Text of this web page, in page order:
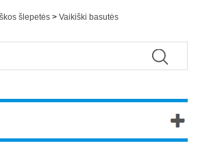
šlepetės > Vaikiški basutės